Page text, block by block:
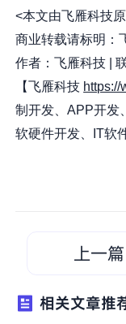
<本文由飞雁科技
商业转载请标明：
作者：飞雁科技 |
【飞雁科技 https://
制开发、APP开发
软硬件开发、IT软
上一篇
相关文章推